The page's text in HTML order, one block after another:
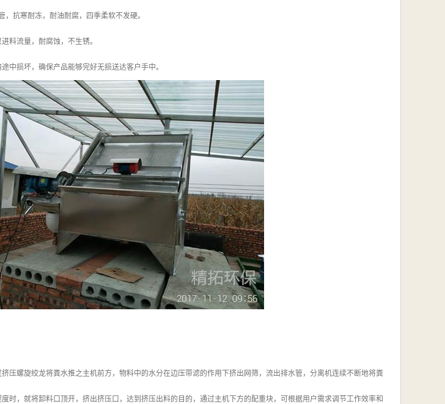
抗寒耐冻，耐油耐腐，四季柔软不发硬。
料流量，耐腐蚀，不生锈。
中损坏，确保产品能够完好无损送达客户手中。
压螺旋绞龙将粪水推之主机前方，物料中的水分在边压带滤的作用下挤出网筛，流出排水管，分离机连续不断地将粪
时，就将卸料口顶开，挤出挤压口，达到挤压出料的目的，通过主机下方的配重块，可根据用户需求调节工作效率和